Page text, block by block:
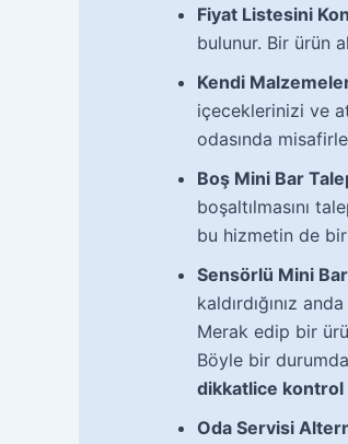
Fiyat Listesini
bulunur. Bir ürün
Kendi
içeceklerinizi ve
odasında
Boş Mini Bar
boşaltılmasını
bu hizmetin de
Sensörlü Mini
kaldırdığınız
Merak edip bir
Böyle bir
dikkatlice
Oda Servisi